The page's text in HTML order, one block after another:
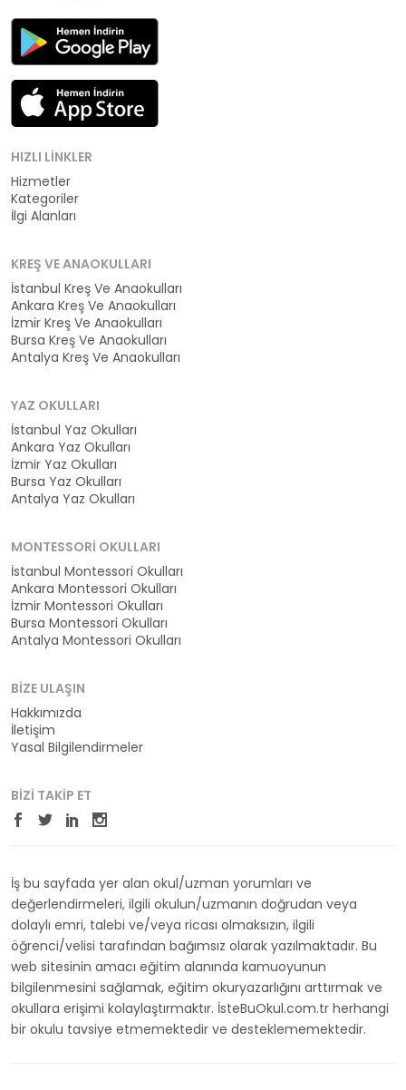
HIZLI LINKLER
Hizmetler
Kategoriler
İlgi Alanları
KREŞ VE ANAOKULLARI
İstanbul Kreş Ve Anaokulları
Ankara Kreş Ve Anaokulları
İzmir Kreş Ve Anaokulları
Bursa Kreş Ve Anaokulları
Antalya Kreş Ve Anaokulları
YAZ OKULLARI
İstanbul Yaz Okulları
Ankara Yaz Okulları
İzmir Yaz Okulları
Bursa Yaz Okulları
Antalya Yaz Okulları
MONTESSORI OKULLARI
İstanbul Montessori Okulları
Ankara Montessori Okulları
İzmir Montessori Okulları
Bursa Montessori Okulları
Antalya Montessori Okulları
BIZE ULAŞIN
Hakkımızda
İletişim
Yasal Bilgilendirmeler
BIZI TAKIP ET
İş bu sayfada yer alan okul/uzman yorumları ve
değerlendirmeleri, ilgili okulun/uzmanın doğrudan veya
dolaylı emri, talebi ve/veya ricası olmaksızın, ilgili
öğrenci/velisi tarafından bağımsız olarak yazılmaktadır. Bu
web sitesinin amacı eğitim alanında kamuoyunun
bilgilenmesini sağlamak, eğitim okuryazarlığını arttırmak ve
okullara erişimi kolaylaştırmaktır. İsteBuOkul.com.tr herhangi
bir okulu tavsiye etmemektedir ve desteklememektedir.